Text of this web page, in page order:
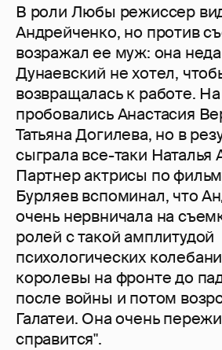
В роли Любы режиссер
Андрейченко, но против
возражал ее муж: она
Дунаевский не хотел,
возвращалась к работе.
пробовались Анастасия
Татьяна Догилева, но в
сыграла все-таки Наталья
Партнер актрисы по
Бурляев вспоминал, что
очень нервничала на
ролей с такой амплитудой
психологических
королевы на фронте до
после войны и потом
Галатеи. Она очень
справится".